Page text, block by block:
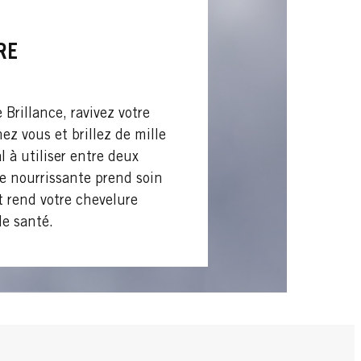
Brillance, ravivez votre
vous et brillez de mille
à utiliser entre deux
nourrissante prend soin
rend votre chevelure
santé.